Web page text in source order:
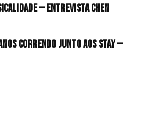
— Entrevista CHEN
correndo junto aos STAY —